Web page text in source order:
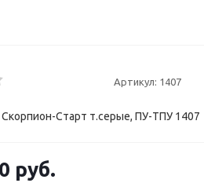
Артикул: 1407
Старт т.серые, ПУ-ТПУ 1407
руб.